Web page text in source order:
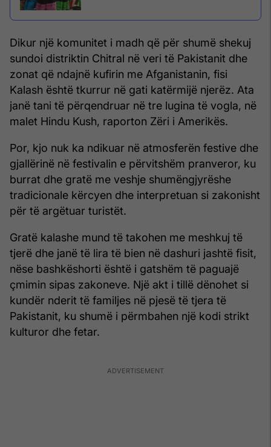
Dikur një komunitet i madh që për shumë shekuj
sundoi distriktin Chitral në veri të Pakistanit dhe
zonat që ndajnë kufirin me Afganistanin, fisi
Kalash është tkurrur në gati katërmijë njerëz. Ata
janë tani të përqendruar në tre lugina të vogla, në
malet Hindu Kush, raporton Zëri i Amerikës.
Por, kjo nuk ka ndikuar në atmosferën festive dhe
gjallërinë në festivalin e përvitshëm pranveror, ku
burrat dhe gratë me veshje shumëngjyrëshe
tradicionale kërcyen dhe interpretuan si zakonisht
për të argëtuar turistët.
Gratë kalashe mund të takohen me meshkuj të
tjerë dhe janë të lira të bien në dashuri jashtë fisit,
nëse bashkëshorti është i gatshëm të paguajë
çmimin sipas zakoneve. Një akt i tillë dënohet si
kundër nderit të familjes në pjesë të tjera të
Pakistanit, ku shumë i përmbahen një kodi strikt
kulturor dhe fetar.